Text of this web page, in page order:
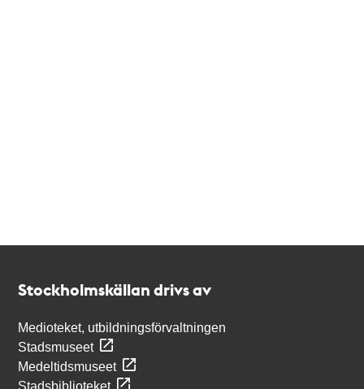
Stockholmskällan drivs av
Medioteket, utbildningsförvaltningen
Stadsmuseet
Medeltidsmuseet
Stadsbiblioteket